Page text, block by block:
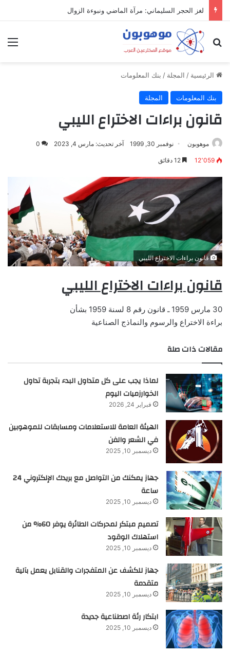
بحث عن
الرئيسية / المجلة / بنك المعلومات
بنك المعلومات المجلة
قانون براءات الاختراع الليبي
موهوبون نوفمبر 30, 1999 آخر تحديث: مارس 4, 2023 0
12٬059
قانون براءات الاختراع الليبي
قانون براءات الاختراع الليبي
30 مارس 1959 ـ قانون رقم 8 لسنة 1959 بشأن
براءة الاختراع والرسوم والنماذج الصناعية
مقالات ذات صلة
لماذا يجب على كل متداول البدء بتجربة تداول
الخوارزميات اليوم
فبراير 24, 2026
الهيئة العامة للاستعلامات ومسابقات للموهوبين
في الشعر والفن
ديسمبر 10, 2025
جهاز يمكنك من التواصل مع بريدك الإلكتروني 24
ساعة
ديسمبر 10, 2025
تصميم مبتكر لمحركات الطائرة يوفر 60% من
استهلاك الوقود
ديسمبر 10, 2025
جهاز للكشف عن المتفجرات والقنابل يعمل بآلية
متقدمة
ديسمبر 10, 2025
ابتكار رئة اصطناعية جديدة
ديسمبر 10, 2025